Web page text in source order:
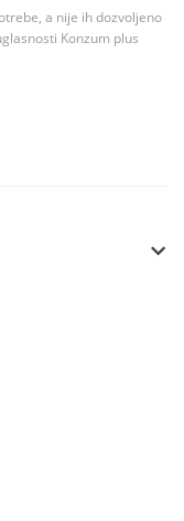
a nije ih dozvoljeno
Konzum plus